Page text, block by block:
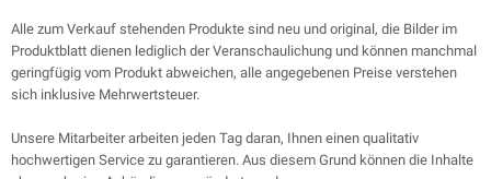
Alle zum Verkauf stehenden Produkte sind neu und original, die Bilder im
Produktblatt dienen lediglich der Veranschaulichung und können manchmal
geringfügig vom Produkt abweichen, alle angegebenen Preise verstehen
sich inklusive Mehrwertsteuer.
Unsere Mitarbeiter arbeiten jeden Tag daran, Ihnen einen qualitativ
hochwertigen Service zu garantieren. Aus diesem Grund können die Inhalte